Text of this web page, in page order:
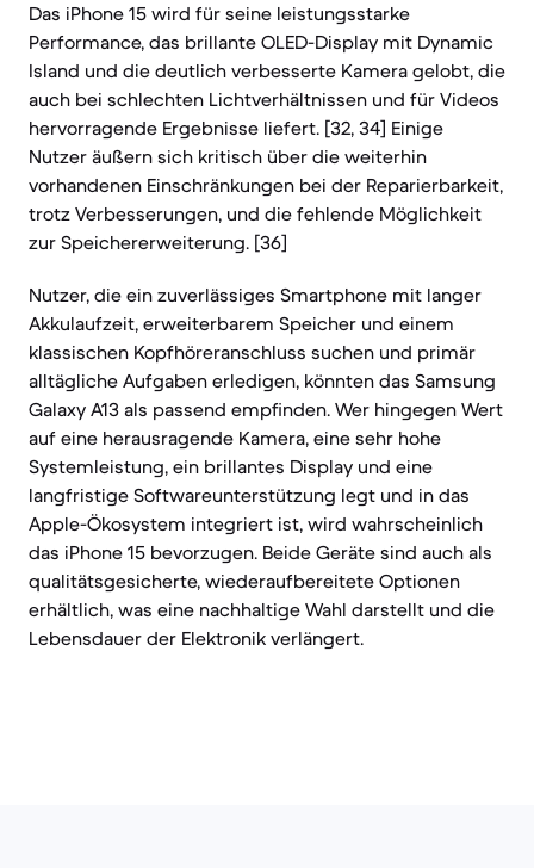
Das iPhone 15 wird für seine leistungsstarke
Performance, das brillante OLED-Display mit Dynamic
Island und die deutlich verbesserte Kamera gelobt, die
auch bei schlechten Lichtverhältnissen und für Videos
hervorragende Ergebnisse liefert. [32, 34] Einige
Nutzer äußern sich kritisch über die weiterhin
vorhandenen Einschränkungen bei der Reparierbarkeit,
trotz Verbesserungen, und die fehlende Möglichkeit
zur Speichererweiterung. [36]
Nutzer, die ein zuverlässiges Smartphone mit langer
Akkulaufzeit, erweiterbarem Speicher und einem
klassischen Kopfhöreranschluss suchen und primär
alltägliche Aufgaben erledigen, könnten das Samsung
Galaxy A13 als passend empfinden. Wer hingegen Wert
auf eine herausragende Kamera, eine sehr hohe
Systemleistung, ein brillantes Display und eine
langfristige Softwareunterstützung legt und in das
Apple-Ökosystem integriert ist, wird wahrscheinlich
das iPhone 15 bevorzugen. Beide Geräte sind auch als
qualitätsgesicherte, wiederaufbereitete Optionen
erhältlich, was eine nachhaltige Wahl darstellt und die
Lebensdauer der Elektronik verlängert.